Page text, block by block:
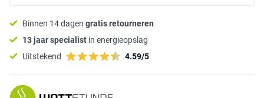
Binnen 14 dagen gratis retourneren
13 jaar specialist in energieopslag
Uitstekend
4.59/5